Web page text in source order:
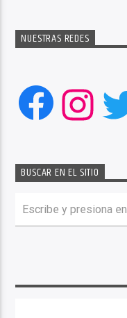
NUESTRAS REDES
BUSCAR EN EL SITIO